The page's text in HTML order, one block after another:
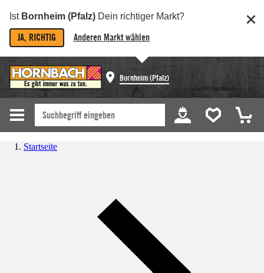
Ist Bornheim (Pfalz) Dein richtiger Markt?
JA, RICHTIG Anderen Markt wählen
Bornheim (Pfalz)
Startseite